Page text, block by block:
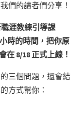
們的讀者們分享！
涯教練引導課
時的時間，把你原
在 8/18 正式上線！
三個問題，還會結
方式幫你：